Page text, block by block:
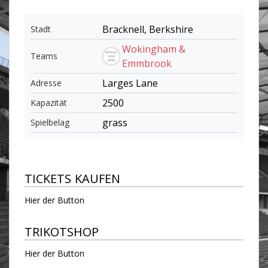
Stadt Bracknell, Berkshire
Teams
Wokingham &
Emmbrook
Adresse Larges Lane
Kapazität 2500
Spielbelag grass
TICKETS KAUFEN
Hier der Button
TRIKOTSHOP
Hier der Button